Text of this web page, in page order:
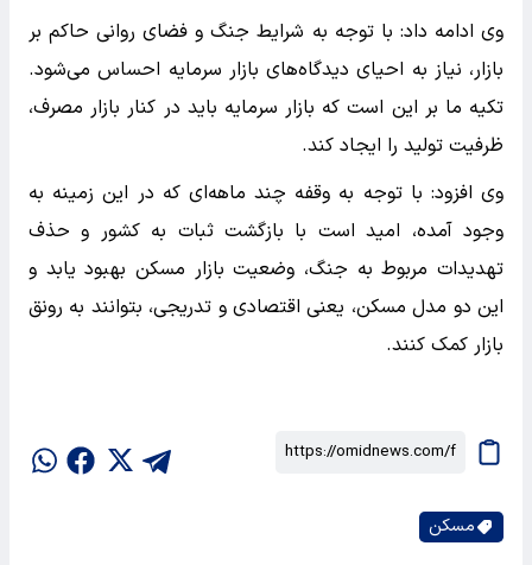
وی ادامه داد: با توجه به شرایط جنگ و فضای روانی حاکم بر
بازار، نیاز به احیای دیدگاه‌های بازار سرمایه احساس می‌شود.
تکیه ما بر این است که بازار سرمایه باید در کنار بازار مصرف،
ظرفیت تولید را ایجاد کند.
وی افزود: با توجه به وقفه چند ماهه‌ای که در این زمینه به
وجود آمده، امید است با بازگشت ثبات به کشور و حذف
تهدیدات مربوط به جنگ، وضعیت بازار مسکن بهبود یابد و
این دو مدل مسکن، یعنی اقتصادی و تدریجی، بتوانند به رونق
بازار کمک کنند.
مسکن